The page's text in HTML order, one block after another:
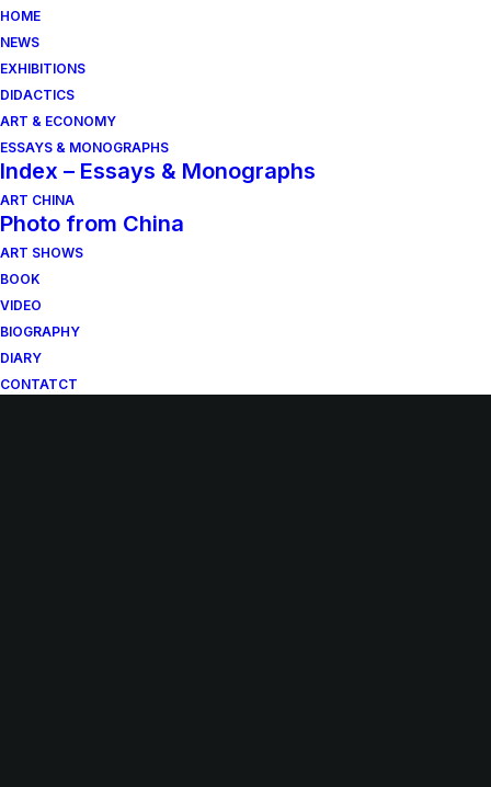
HOME
NEWS
EXHIBITIONS
DIDACTICS
ART & ECONOMY
ESSAYS & MONOGRAPHS
Index – Essays & Monographs
ART CHINA
Photo from China
ART SHOWS
BOOK
VIDEO
BIOGRAPHY
DIARY
CONTATCT